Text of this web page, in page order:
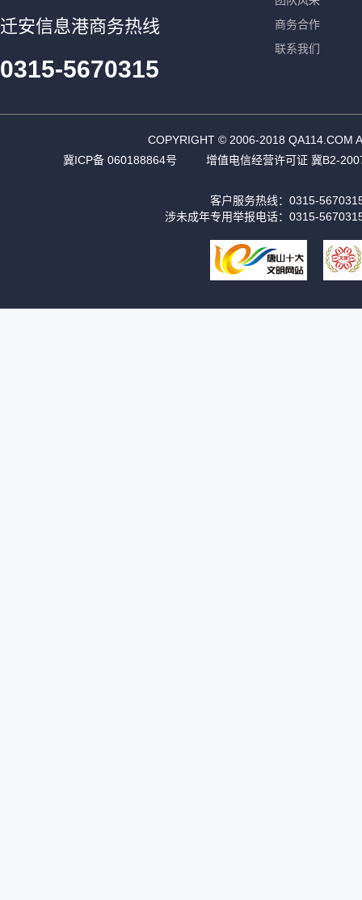
迁安信息港商务热线
0315-5670315
商务合作
联系我们
COPYRIGHT © 2006-2018 QA114.COM
冀ICP备 060188864号
增值电信经营许可证 冀B2-
客户服务热线：0315-
涉未成年专用举报电话：0315-